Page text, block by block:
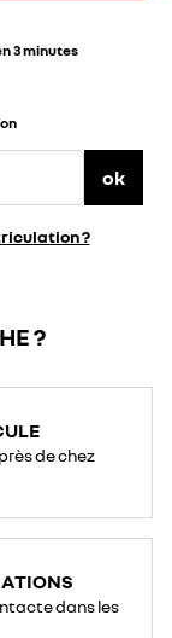
3 minutes
ok
?
?
de chez
dans les